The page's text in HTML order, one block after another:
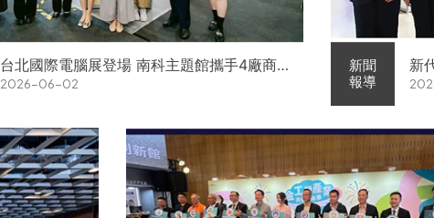
台北國際電腦展登場 南科主題館攜手4廠商
展現AI供應鏈實力
2026-06-02
新聞
報導
新
慧